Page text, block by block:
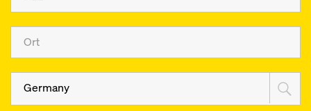
Germany